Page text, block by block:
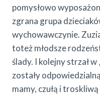
pomysłowo
zgrana grupa
wychowawczynie.
toteż młodsze
ślady. I kolejny strzał
zostały
mamy, czułą i